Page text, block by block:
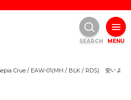
Crue / EAW-01(MH / BLK / RDS) 安いよ
MENU
SEARCH